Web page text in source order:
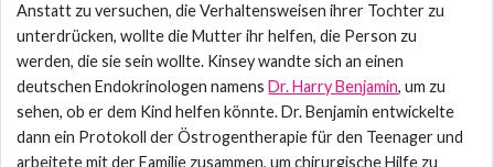
Anstatt zu versuchen, die Verhaltensweisen ihrer Tochter zu
unterdrücken, wollte die Mutter ihr helfen, die Person zu
werden, die sie sein wollte. Kinsey wandte sich an einen
deutschen Endokrinologen namensDr. Harry Benjamin, um zu
sehen, ob er dem Kind helfen könnte. Dr. Benjamin entwickelte
dann ein Protokoll der Östrogentherapie für den Teenager und
arbeitete mit der Familie zusammen, um chirurgische Hilfe zu